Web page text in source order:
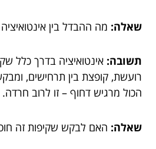
שאלה: מה ההבדל בין
תשובה: אינטואיציה בדרך כלל
רועשת, קופצת בין תרחישים,
הכול מרגיש דחוף – זו לרוב חרדה.
שאלה: האם לבקש שקיפות זה